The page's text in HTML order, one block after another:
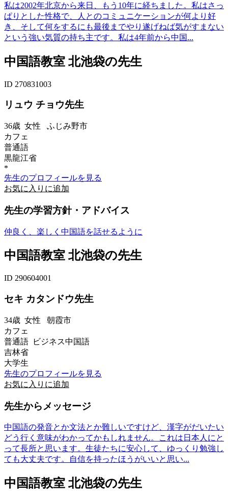
私は2002年北京から来日、もう10年に経ちました。私はさっ
ぱりとした性格で、人とのコミュニケーションが何より好
き、そして何をするにも最後までやり遂げねば気がすまない
という強い気質の持ち主です。私は4年前から中国...
中国語教室 北池袋の先生
ID 270831003
リュウ チョウ先生
36歳 女性 ふじみ野市
カフェ
普通語
黒龍江省
*
先生のプロフィールを見る
お気に入りに追加
先生の学習方針・アドバイス
仲良く、楽しく中国語を話せるように
中国語教室 北池袋の先生
ID 290604001
セキ カタンドウ先生
34歳 女性 朝霞市
カフェ
普通語 ビジネス中国語
吉林省
大学生
先生のプロフィールを見る
お気に入りに追加
先生からメッセージ
中国語の発音とか文法とか難しいですけど、漢字がだいたい
どう行く意味がわかってかもしれません。これは日本人にと
って長所と思います。生徒たちに安心して、ゆっくり勉強し
ても大丈夫です。自信を持ったほうがいいと思い...
中国語教室 北池袋の先生